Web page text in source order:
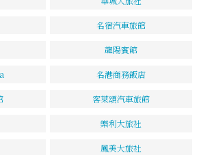
名宿汽車旅館
龍陽賓館
名港商務飯店
客萊頌汽車旅館
樂利大旅社
鳳美大旅社